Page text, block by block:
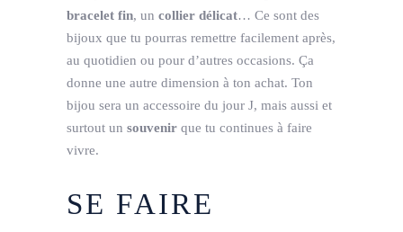
bracelet fin, un collier délicat… Ce sont des
bijoux que tu pourras remettre facilement après,
au quotidien ou pour d’autres occasions. Ça
donne une autre dimension à ton achat. Ton
bijou sera un accessoire du jour J, mais aussi et
surtout un souvenir que tu continues à faire
vivre.
SE FAIRE